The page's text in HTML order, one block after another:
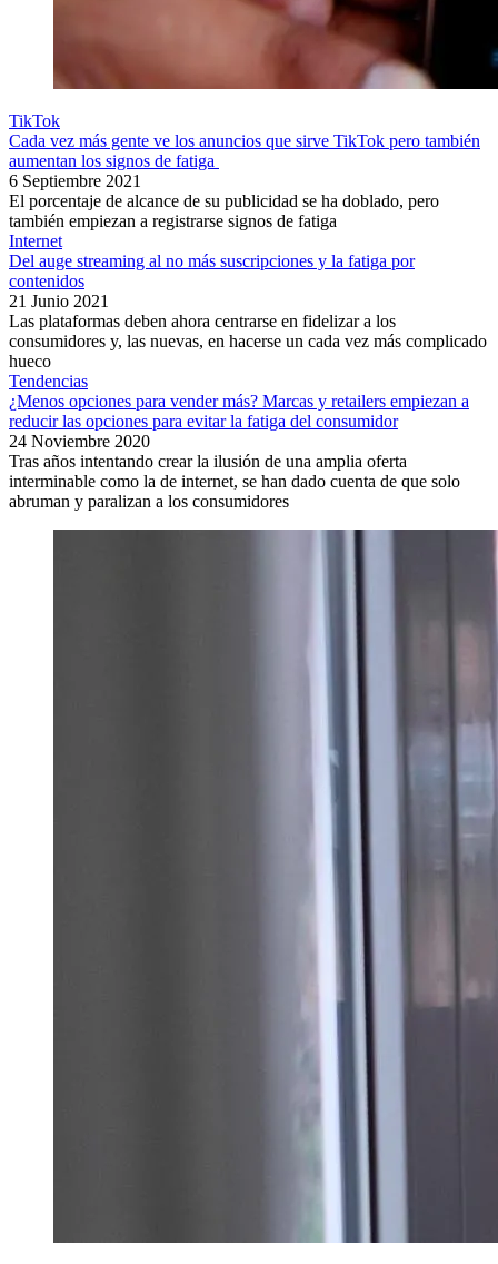
TikTok
Cada vez más gente ve los anuncios que sirve TikTok pero también
aumentan los signos de fatiga
6 Septiembre 2021
El porcentaje de alcance de su publicidad se ha doblado, pero
también empiezan a registrarse signos de fatiga
Internet
Del auge streaming al no más suscripciones y la fatiga por
contenidos
21 Junio 2021
Las plataformas deben ahora centrarse en fidelizar a los
consumidores y, las nuevas, en hacerse un cada vez más complicado
hueco
Tendencias
¿Menos opciones para vender más? Marcas y retailers empiezan a
reducir las opciones para evitar la fatiga del consumidor
24 Noviembre 2020
Tras años intentando crear la ilusión de una amplia oferta
interminable como la de internet, se han dado cuenta de que solo
abruman y paralizan a los consumidores